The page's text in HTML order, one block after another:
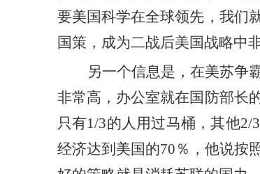
要美国科学在全球领先，我们
国策，成为二战后美国战略中
另一个信息是，在美苏争
非常高，办公室就在国防部长
只有1/3的人用过马桶，其他
经济达到美国的70％，他说按